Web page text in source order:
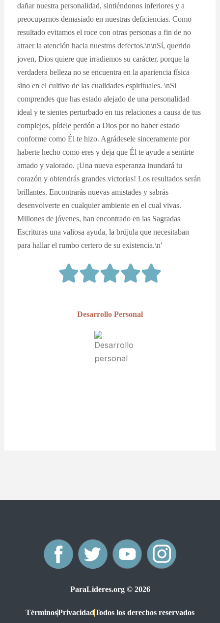
dañar nuestra personalidad, sintiéndonos inferiores y a
preocuparnos demasiado en nuestras deficiencias. Como
resultado evitamos el roce con otras personas a fin de no
atraer la atención hacia nuestros defectos.\n\nSí, querido
joven, Dios quiere que irradiemos su carácter, porque la
verdadera belleza no se encuentra en la apariencia física
sino en el cultivo de las cualidades espirituales. \nSi
comprendes que has estado alejado de una personalidad
ideal y te sientes perturbado en tus relaciones a causa de tus
complejos, pídele perdón a Dios por no haber estado
conforme como Él te hizo. Agrádesele sinceramente por
haberte hecho como eres y deja que Él te ayude a sentirte
amado y valorado. ¡Una nueva esperanza inundará tu
corazón y obtendrás grandes victorias! Los resultados serán
brillantes. Encontrarás nuevas amistades y sabrás
desenvolverte en cualquier ambiente en el cual vivas.
Millones de jóvenes, han encontrado en las Sagradas
Escrituras una valiosa ayuda, la brújula que necesitaban
para hallar el rumbo certero de su existencia.\n'
Desarrollo Personal
ParaLideres.org © 2026
TérminosPrivacidadTodos los derechos reservados
F
a
c
T
w
i
Y
o
u
I
s